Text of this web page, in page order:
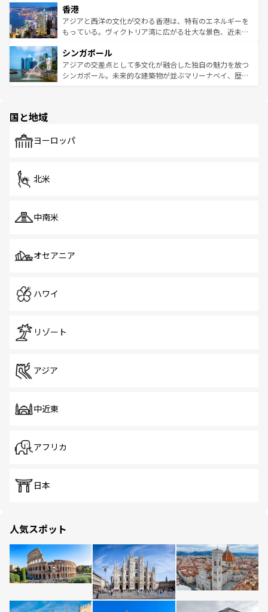
とつ。フォーやバインミー、ベトナムコーヒーなどは、ぜ
ひ現地で味わいたい。どの地域を訪れてもあたたかい人々
が旅行者を迎えてくれるので、きっと忘れられない旅にな
参照してほしい。
の活気が交差している。北部ではチェンマイなどの山岳地
帯で自然と触れ合い、南部ではプーケットやクラビの美し
いビーチでリゾート気分を楽しむことができる。タイ料理
激する。気候は一年中温暖で、どの季節にも異なる楽しみ
が待っている。親しみやすいタイの人々、仏教を中心とし
た文化、そして多様な観光資源が、訪れる旅人を魅了し続
香港
アジアと西洋の文化が交わる香港は、特有のエネルギーを
もっている。ヴィクトリア湾に広がる壮大な景色、近未来
み、どこを訪れても感動するはず。観光スポットが密集し
ており、効率よく見どころを回れるのも魅力。息をのむよ
うな絶景から文化的な体験まで、香港を存分に楽しみ尽く
シンガポール
アジアの交差点として多文化が融合した独自の魅力を放つ
シンガポール。未来的な建築物が並ぶマリーナベイ、歴史
で、ホーカーズは地元の風情を楽しめる外せないスポット
国と地域
ヨーロッパ
北米
中南米
オセアニア
ハワイ
リゾート
アジア
中近東
アフリカ
日本
人気スポット